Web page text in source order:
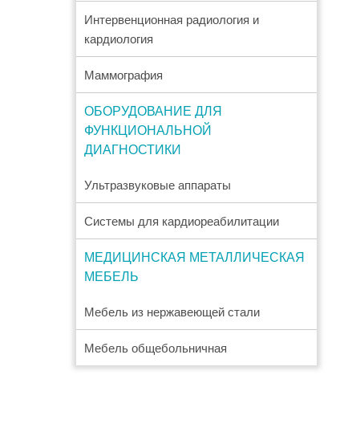
Интервенционная радиология и
кардиология
Маммография
ОБОРУДОВАНИЕ ДЛЯ
ФУНКЦИОНАЛЬНОЙ
ДИАГНОСТИКИ
Ультразвуковые аппараты
Системы для кардиореабилитации
МЕДИЦИНСКАЯ МЕТАЛЛИЧЕСКАЯ
МЕБЕЛЬ
Мебель из нержавеющей стали
Мебель общебольничная